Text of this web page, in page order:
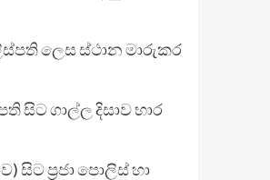
ලෙස ස්ථාන මාරුකර
සිට ගාල්ල දිසාව භාර
සිට ප්‍රජා පොලිස් හා